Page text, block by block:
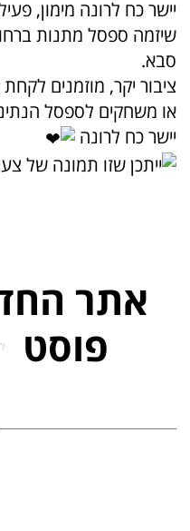
יישר כח לרונה מימון,
שיזמה ספסל מתנות
סבא.
ציבור יקר, מוזמנים
או משחקים לספסל
יישר כח לרונה
אתר
פוסט